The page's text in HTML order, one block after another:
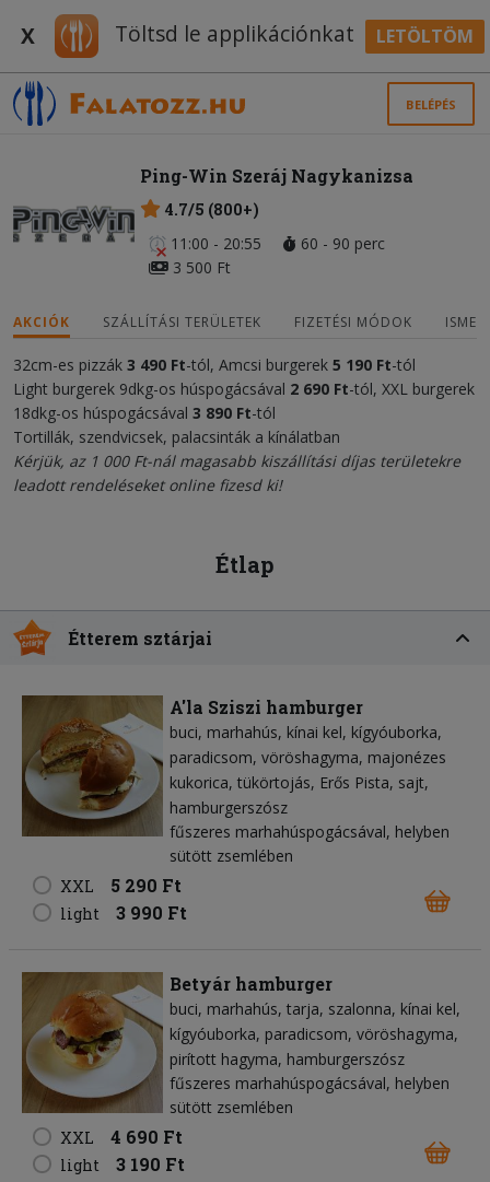
X Töltsd le applikációnkat LETÖLTÖM
BELÉPÉS
Ping-Win Szeráj Nagykanizsa
4.7/5 (800+)
11:00 - 20:55
60 - 90 perc
3 500 Ft
AKCIÓK SZÁLLÍTÁSI TERÜLETEK FIZETÉSI MÓDOK
32cm-es pizzák 3 490 Ft-tól, Amcsi burgerek 5 190 Ft-tól
Light burgerek 9dkg-os húspogácsával 2 690 Ft-tól, XXL burgerek
18dkg-os húspogácsával 3 890 Ft-tól
Tortillák, szendvicsek, palacsinták a kínálatban
Kérjük, az 1 000 Ft-nál magasabb kiszállítási díjas területekre
leadott rendeléseket online fizesd ki!
Étlap
Étterem sztárjai
A'la Sziszi hamburger
buci marhahús kínai kel kígyóuborka
paradicsom vöröshagyma majonézes
kukorica tükörtojás Erős Pista sajt
hamburgerszósz
fűszeres marhahúspogácsával, helyben
sütött zsemlében
XXL
5 290 Ft
light 3 990 Ft
Betyár hamburger
buci marhahús tarja szalonna kínai kel
kígyóuborka paradicsom vöröshagyma
pirított hagyma hamburgerszósz
fűszeres marhahúspogácsával, helyben
sütött zsemlében
XXL
4 690 Ft
light 3 190 Ft